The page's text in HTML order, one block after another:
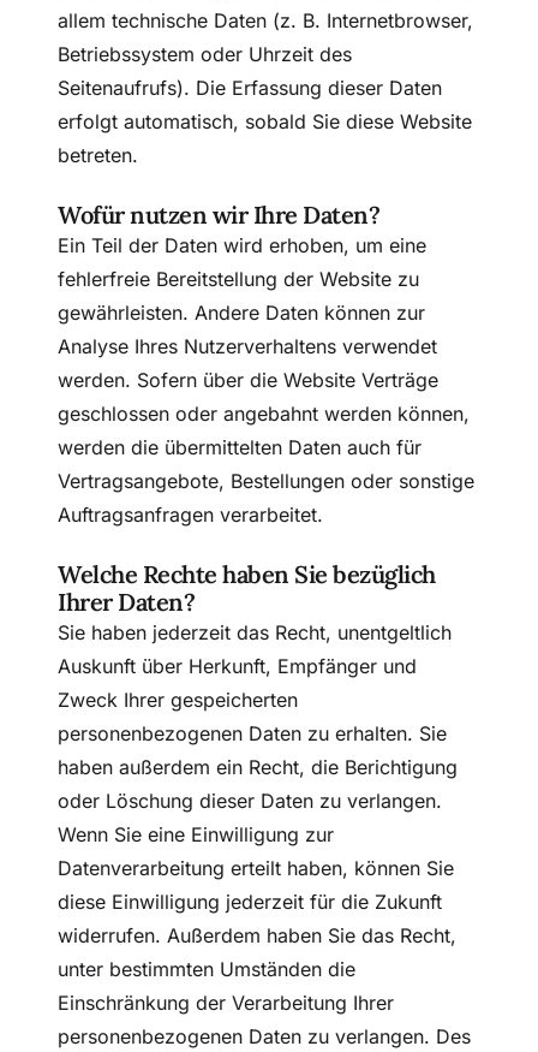
allem technische Daten (z. B. Internetbrowser,
Betriebssystem oder Uhrzeit des
Seitenaufrufs). Die Erfassung dieser Daten
erfolgt automatisch, sobald Sie diese Website
betreten.
Wofür nutzen wir Ihre Daten?
Ein Teil der Daten wird erhoben, um eine
fehlerfreie Bereitstellung der Website zu
gewährleisten. Andere Daten können zur
Analyse Ihres Nutzerverhaltens verwendet
werden. Sofern über die Website Verträge
geschlossen oder angebahnt werden können,
werden die übermittelten Daten auch für
Vertragsangebote, Bestellungen oder sonstige
Auftragsanfragen verarbeitet.
Welche Rechte haben Sie bezüglich
Ihrer Daten?
Sie haben jederzeit das Recht, unentgeltlich
Auskunft über Herkunft, Empfänger und
Zweck Ihrer gespeicherten
personenbezogenen Daten zu erhalten. Sie
haben außerdem ein Recht, die Berichtigung
oder Löschung dieser Daten zu verlangen.
Wenn Sie eine Einwilligung zur
Datenverarbeitung erteilt haben, können Sie
diese Einwilligung jederzeit für die Zukunft
widerrufen. Außerdem haben Sie das Recht,
unter bestimmten Umständen die
Einschränkung der Verarbeitung Ihrer
personenbezogenen Daten zu verlangen. Des